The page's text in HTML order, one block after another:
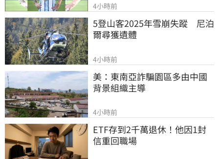
4小時前
5登山客2025年雪崩失蹤　尼泊
爾尋獲遺體
4小時前
美：東南亞詐騙園區多由中國
背景組織主導
4小時前
ETF存到2千萬退休！他因1封
信重回職場